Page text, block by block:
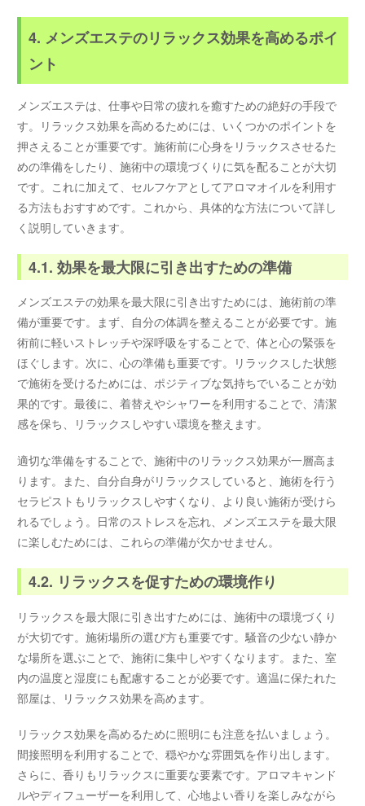
4. メンズエステのリラックス効果を高めるポイ
ント
メンズエステは、仕事や日常の疲れを癒すための絶好の手段で
す。リラックス効果を高めるためには、いくつかのポイントを
押さえることが重要です。施術前に心身をリラックスさせるた
めの準備をしたり、施術中の環境づくりに気を配ることが大切
です。これに加えて、セルフケアとしてアロマオイルを利用す
る方法もおすすめです。これから、具体的な方法について詳し
く説明していきます。
4.1. 効果を最大限に引き出すための準備
メンズエステの効果を最大限に引き出すためには、施術前の準
備が重要です。まず、自分の体調を整えることが必要です。施
術前に軽いストレッチや深呼吸をすることで、体と心の緊張を
ほぐします。次に、心の準備も重要です。リラックスした状態
で施術を受けるためには、ポジティブな気持ちでいることが効
果的です。最後に、着替えやシャワーを利用することで、清潔
感を保ち、リラックスしやすい環境を整えます。
適切な準備をすることで、施術中のリラックス効果が一層高ま
ります。また、自分自身がリラックスしていると、施術を行う
セラピストもリラックスしやすくなり、より良い施術が受けら
れるでしょう。日常のストレスを忘れ、メンズエステを最大限
に楽しむためには、これらの準備が欠かせません。
4.2. リラックスを促すための環境作り
リラックスを最大限に引き出すためには、施術中の環境づくり
が大切です。施術場所の選び方も重要です。騒音の少ない静か
な場所を選ぶことで、施術に集中しやすくなります。また、室
内の温度と湿度にも配慮することが必要です。適温に保たれた
部屋は、リラックス効果を高めます。
リラックス効果を高めるために照明にも注意を払いましょう。
間接照明を利用することで、穏やかな雰囲気を作り出します。
さらに、香りもリラックスに重要な要素です。アロマキャンド
ルやディフューザーを利用して、心地よい香りを楽しみながら